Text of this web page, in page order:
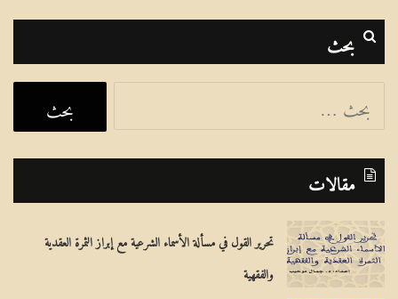
بحث
ب
ح
ث
ع
مقالات
تحرير القول في مسألة الأسماء الشرعية مع إبراز الثمرة العقدية
والفقهية